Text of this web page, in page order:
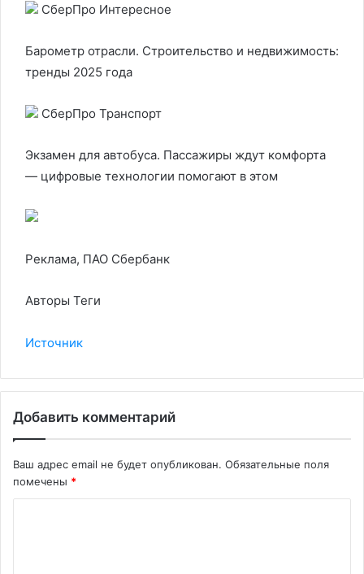
СберПро Интересное
Барометр отрасли. Строительство и недвижимость:
тренды 2025 года
СберПро Транспорт
Экзамен для автобуса. Пассажиры ждут комфорта
— цифровые технологии помогают в этом
Реклама, ПАО Сбербанк
Авторы Теги
Источник
Добавить комментарий
Ваш адрес email не будет опубликован. Обязательные поля
помечены *